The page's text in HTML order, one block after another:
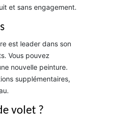
et sans engagement.
est leader dans son
Vous pouvez
nouvelle peinture.
supplémentaires,
volet ?